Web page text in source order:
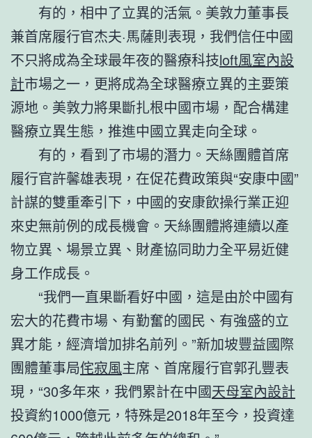
有的，相中了立異的活氣。美敦力董事長
兼首席履行官杰夫·馬薩則表現，我們信任中國
不只將成為全球最年夜的醫療科技loft風室內設
計市場之一，更將成為全球醫療立異的主要策
源地。美敦力將果斷扎根中國市場，配合構建
醫療立異生態，推進中國立異走向全球。
有的，看到了市場的潛力。天絲團體首席
履行官許馨雄表現，在促花費政策與“安康中國”
計謀的雙重牽引下，中國的安康飲操行業正迎
來史無前例的成長機會。天絲團體將連續以產
物立異、場景立異、財產協同助力全平易近健
身工作成長。
“我們一直果斷看好中國，這是由於中國有
宏大的花費市場、有勤奮的國民、有強盛的立
異才能，經濟增加排名前列。”新加坡豐益國際
團體董事局侘寂風主席、首席履行官郭孔豐表
現，“30多年來，我們累計在中國天母室內設計
投資約1000億元，特殊是2018年至今，投資達